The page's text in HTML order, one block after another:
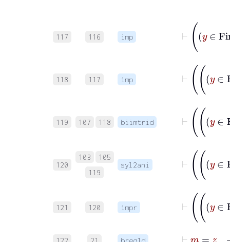
117 116 imp
118 117 imp
119 107 118 biimtrid
120
103
105
119
syl2ani
121 120 impr
122 21 breq1d